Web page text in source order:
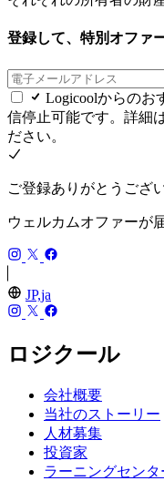
登録して、特別オファ
Logicoolからの
信停止可能です。詳細
ださい。
ご登録ありがとうござ
ウェルカムオファーが
JP,ja
ロジクール
会社概要
当社のストーリー
人材募集
投資家
ラーニングセンタ